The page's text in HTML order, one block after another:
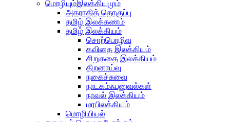
மொழியும்இலக்கியமும்
அகராதித் தொகுப்பு
தமிழ் இலக்கணம்
தமிழ் இலக்கியம்
சொற்பொழிவு
கவிதை இலக்கியம்
சிறுகதை இலக்கியம்
திறனாய்வு
நகைச்சுவை
நாடகம்ஃபனுவல்கள்
நாவல் இலக்கியம்
மரபிலக்கியம்
மொழியியல்